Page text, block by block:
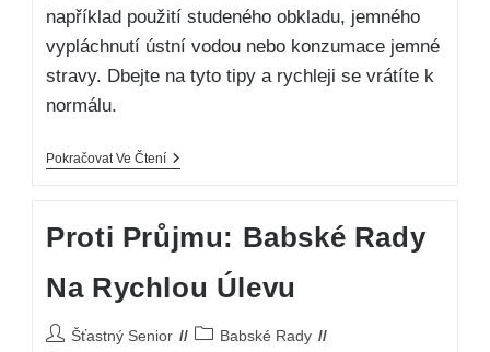
například použití studeného obkladu, jemného
vypláchnutí ústní vodou nebo konzumace jemné
stravy. Dbejte na tyto tipy a rychleji se vrátíte k
normálu.
Pokračovat Ve Čtení
Proti Průjmu: Babské Rady
Na Rychlou Úlevu
Šťastný Senior
Babské Rady